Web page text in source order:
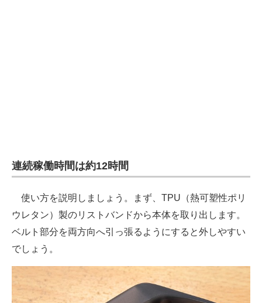
連続稼働時間は約12時間
使い方を説明しましょう。まず、TPU（熱可塑性ポリ
ウレタン）製のリストバンドから本体を取り出します。
ベルト部分を両方向へ引っ張るようにすると外しやすい
でしょう。